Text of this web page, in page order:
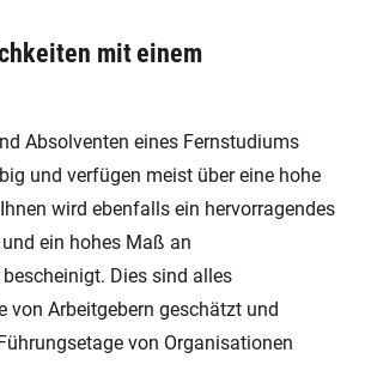
mit einem
Absolventen eines Fernstudiums
und verfügen meist über eine hohe
wird ebenfalls ein hervorragendes
ein hohes Maß an
Dies sind alles
von Arbeitgebern geschätzt und
von Organisationen